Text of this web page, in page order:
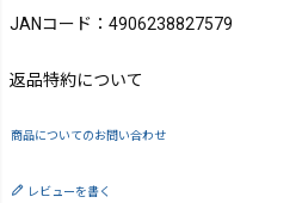
JANコード：4906238827579
返品特約について
商品についてのお問い合わせ
レビューを書く